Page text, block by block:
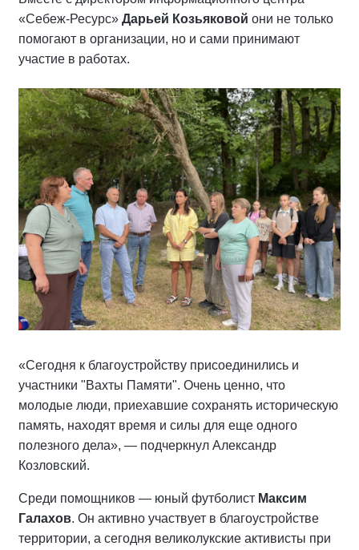
«Себеж-Ресурс» Дарьей Козьяковой они не только
помогают в организации, но и сами принимают
участие в работах.
«Сегодня к благоустройству присоединились и
участники "Вахты Памяти". Очень ценно, что
молодые люди, приехавшие сохранять историческую
память, находят время и силы для еще одного
полезного дела», — подчеркнул Александр
Козловский.
Среди помощников — юный футболист Максим
Галахов. Он активно участвует в благоустройстве
территории, а сегодня великолукские активисты при